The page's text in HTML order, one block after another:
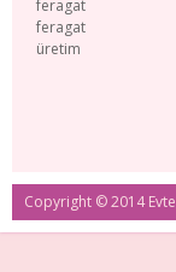
feragat
feragat
üretim
Copyright © 2014